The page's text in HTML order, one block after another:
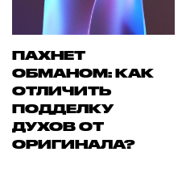
ПАХНЕТ
ОБМАНОМ: КАК
ОТЛИЧИТЬ
ПОДДЕЛКУ
ДУХОВ ОТ
ОРИГИНАЛА?